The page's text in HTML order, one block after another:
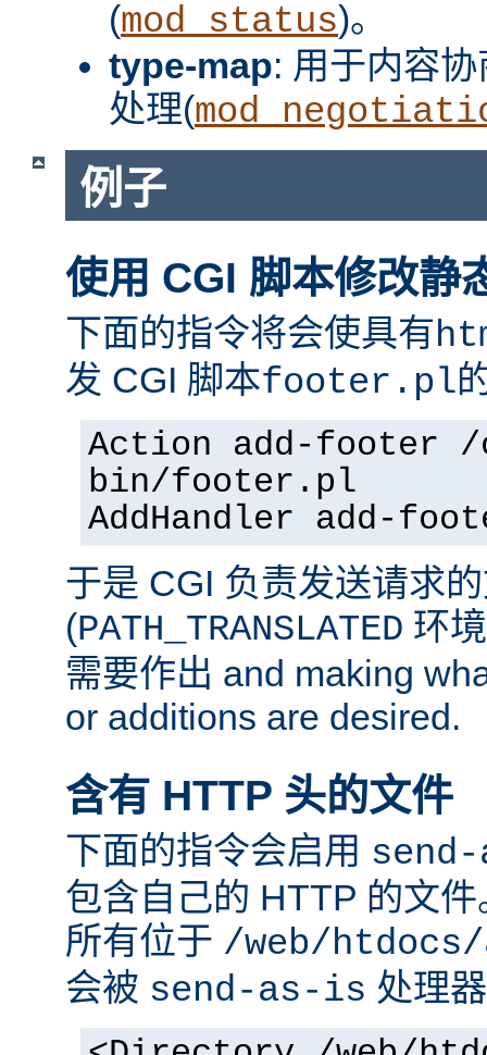
(mod_status)。
type-map: 用于内容
处理(
例子
使用 CGI 脚本修改静
下面的指令将会使具有
发 CGI 脚本footer.pl
Action add-footer
bin/footer.pl
AddHandler add-
于是 CGI 负责发送请求
(PATH_TRANSLATED 环
需要作出 and making
or additions are desired.
含有 HTTP 头的文件
下面的指令会启用
包含自己的 HTTP 的文
所有位于 /web/
会被 send-as-is 处理